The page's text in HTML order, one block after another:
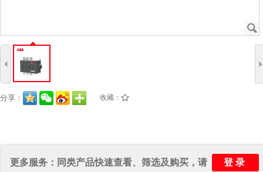
J
4
分享： 收藏： /
更多服务：同类产品快速查看、筛选及购买，请 登录